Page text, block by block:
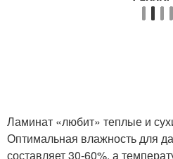
Ламинат «любит» теплые и
Оптимальная влажность для
составляет 30-60%, а